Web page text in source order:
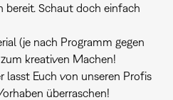
bereit. Schaut doch einfach
(je nach Programm gegen
kreativen Machen!
lasst Euch von unseren Profis
überraschen!